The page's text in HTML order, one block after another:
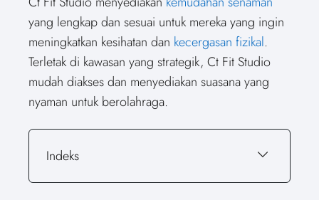
yang lengkap dan sesuai untuk mereka yang ingin
meningkatkan kesihatan dan kecergasan fizikal.
Terletak di kawasan yang strategik, Ct Fit Studio
mudah diakses dan menyediakan suasana yang
nyaman untuk berolahraga.
Indeks